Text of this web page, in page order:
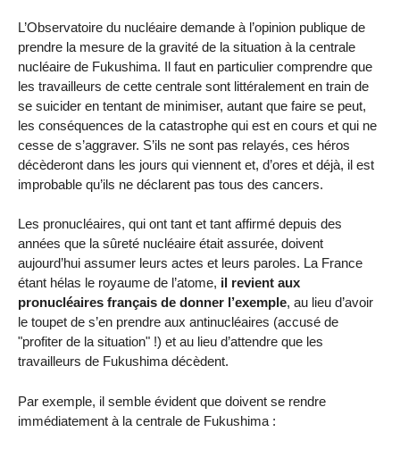
L’Observatoire du nucléaire demande à l’opinion publique de
prendre la mesure de la gravité de la situation à la centrale
nucléaire de Fukushima. Il faut en particulier comprendre que
les travailleurs de cette centrale sont littéralement en train de
se suicider en tentant de minimiser, autant que faire se peut,
les conséquences de la catastrophe qui est en cours et qui ne
cesse de s’aggraver. S’ils ne sont pas relayés, ces héros
décèderont dans les jours qui viennent et, d’ores et déjà, il est
improbable qu’ils ne déclarent pas tous des cancers.
Les pronucléaires, qui ont tant et tant affirmé depuis des
années que la sûreté nucléaire était assurée, doivent
aujourd’hui assumer leurs actes et leurs paroles. La France
étant hélas le royaume de l’atome, il revient aux
pronucléaires français de donner l’exemple, au lieu d’avoir
le toupet de s’en prendre aux antinucléaires (accusé de
"profiter de la situation" !) et au lieu d’attendre que les
travailleurs de Fukushima décèdent.
Par exemple, il semble évident que doivent se rendre
immédiatement à la centrale de Fukushima :